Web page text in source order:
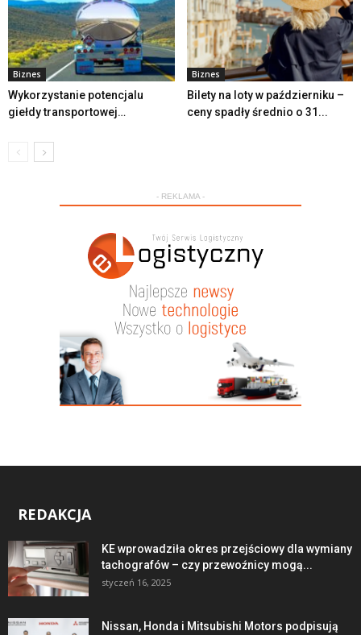
Biznes
Wykorzystanie potencjalu
giełdy transportowej…
Biznes
Bilety na loty w październiku –
ceny spadły średnio o 31...
- REKLAMA -
REDAKCJA
KE wprowadziła okres przejściowy dla wymiany
tachografów – czy przewoźnicy mogą...
styczeń 16, 2025
Nissan, Honda i Mitsubishi Motors podpisują